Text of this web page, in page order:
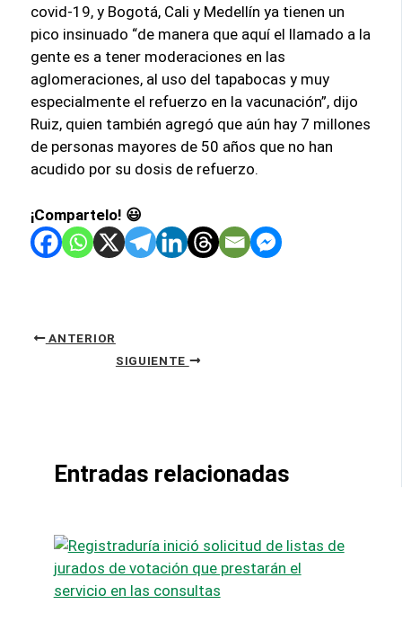
covid-19, y Bogotá, Cali y Medellín ya tienen un
pico insinuado “de manera que aquí el llamado a la
gente es a tener moderaciones en las
aglomeraciones, al uso del tapabocas y muy
especialmente el refuerzo en la vacunación”, dijo
Ruiz, quien también agregó que aún hay 7 millones
de personas mayores de 50 años que no han
acudido por su dosis de refuerzo.
¡Compartelo! 😃
ANTERIOR
SIGUIENTE
Entradas relacionadas